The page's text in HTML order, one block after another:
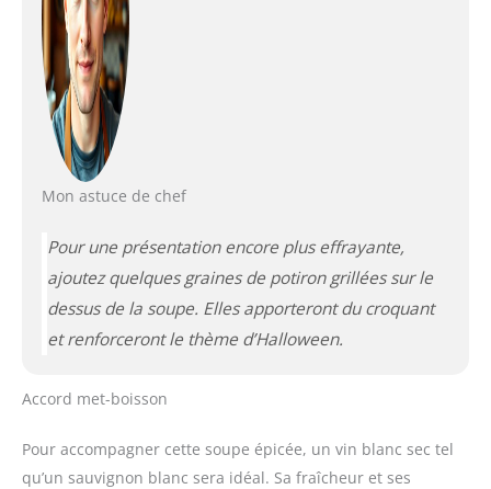
Mon astuce de chef
Pour une présentation encore plus effrayante,
ajoutez quelques graines de potiron grillées sur le
dessus de la soupe. Elles apporteront du croquant
et renforceront le thème d’Halloween.
Accord met-boisson
Pour accompagner cette soupe épicée, un vin blanc sec tel
qu’un sauvignon blanc sera idéal. Sa fraîcheur et ses